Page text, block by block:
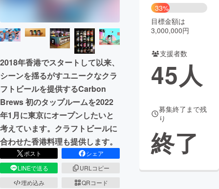
CAMPFIRE for Social Good CAMPFIRE Creation
CAMPFIREふるさと納税machi-ya コミュニティ
2018年香港でスタートして以来、
シーンを揺るがすユニークなクラ
フトビールを提供するCarbon
Brews 初のタップルームを2022
年1月に東京にオープンしたいと
考えています。クラフトビールに
合わせた香港料理も提供します。
ポスト
シェア
LINEで送る
URLコピー
埋め込み
QRコード
33%
目標金額は
3,000,000円
支援者数
45人
募集終了まで残
り
終了